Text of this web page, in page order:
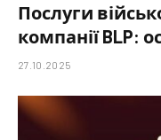
Послуги
компанії BLP:
27.10.2025